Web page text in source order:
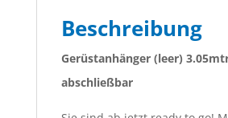
Beschreibung
Gerüstanhänger (leer)
abschließbar